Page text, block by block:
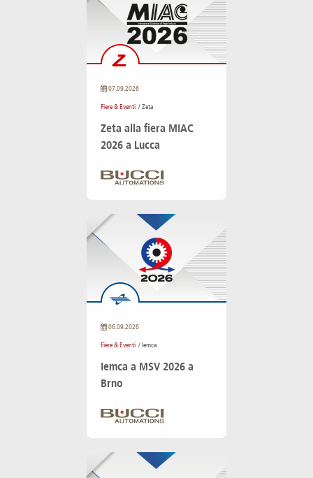
07.09.2026
Fiere & Eventi / Zeta
Zeta alla fiera MIAC
2026 a Lucca
06.09.2026
Fiere & Eventi / Iemca
Iemca a MSV 2026 a
Brno